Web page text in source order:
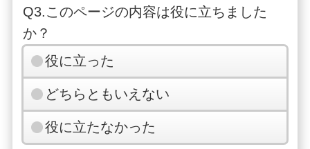
Q3.このページの内容は役に立ちました
か？
役に立った
どちらともいえない
役に立たなかった